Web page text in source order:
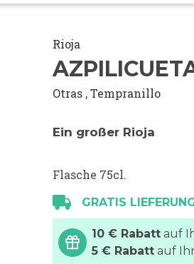
Rioja
Otras ,Tempranillo
Ein großer Rioja
Flasche 75cl.
GRATIS
10 € Rabatt auf
5 € Rabatt auf